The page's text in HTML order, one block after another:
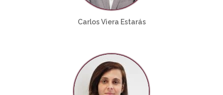
Carlos Viera Estarás